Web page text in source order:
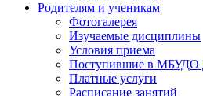
Родителям и ученикам
Фотогалерея
Изучаемые дисциплины
Условия приема
Поступившие в
Платные услуги
Расписание занятий